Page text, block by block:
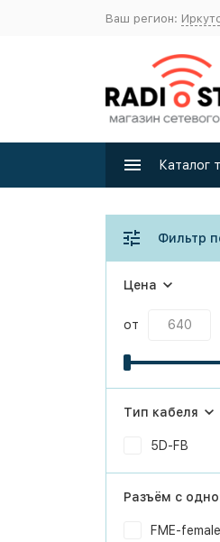
Ваш регион:
Каталог
Фильтр
Цена
от
Тип кабеля
5D-FB
Разъём с
FME-female